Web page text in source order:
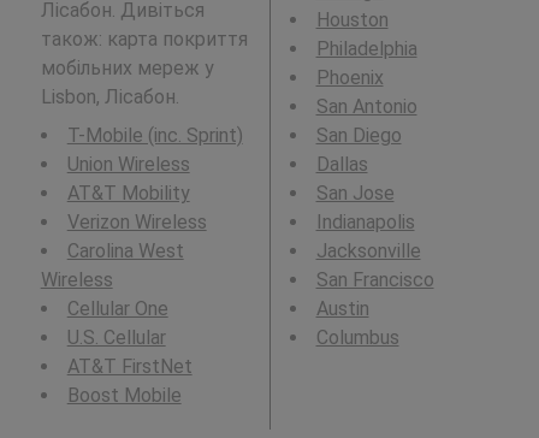
Лісабон. Дивіться
також: карта покриття
мобільних мереж у
Lisbon, Лісабон.
T-Mobile (inc. Sprint)
Union Wireless
AT&T Mobility
Verizon Wireless
Carolina West
Wireless
Cellular One
U.S. Cellular
AT&T FirstNet
Boost Mobile
Houston
Philadelphia
Phoenix
San Antonio
San Diego
Dallas
San Jose
Indianapolis
Jacksonville
San Francisco
Austin
Columbus